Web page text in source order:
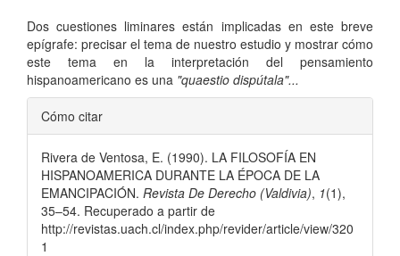
Dos cuestiones liminares están implicadas en este breve
epígrafe: precisar el tema de nuestro estudio y mostrar cómo
este tema en la interpretación del pensamiento
hispanoamericano es una "quaestio dispútala"...
Detalles
del
artículo
Cómo citar
Rivera de Ventosa, E. (1990). LA FILOSOFÍA EN
HISPANOAMERICA DURANTE LA ÉPOCA DE LA
EMANCIPACIÓN. Revista De Derecho (Valdivia), 1(1),
35–54. Recuperado a partir de
http://revistas.uach.cl/index.php/revider/article/view/320
1